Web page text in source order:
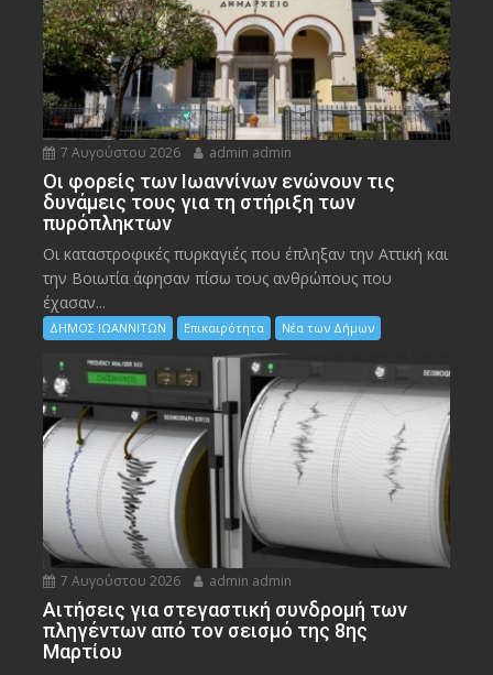
7 Αυγούστου 2026 admin admin
Οι φορείς των Ιωαννίνων ενώνουν τις
δυνάμεις τους για τη στήριξη των
πυρόπληκτων
Οι καταστροφικές πυρκαγιές που έπληξαν την Αττική και
την Bοιωτία άφησαν πίσω τους ανθρώπους που
έχασαν...
ΔΗΜΟΣ ΙΩΑΝΝΙΤΩΝ Επικαιρότητα Νέα των Δήμων
7 Αυγούστου 2026 admin admin
Αιτήσεις για στεγαστική συνδρομή των
πληγέντων από τον σεισμό της 8ης
Μαρτίου